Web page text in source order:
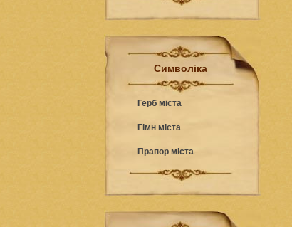
Символіка
Герб міста
Гімн міста
Прапор міста